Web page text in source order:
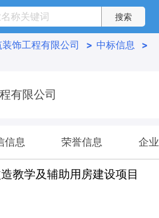
饰工程有限公司 > 中标信息
>
有限公司
信息 荣誉信息 企
教学及辅助用房建设项目